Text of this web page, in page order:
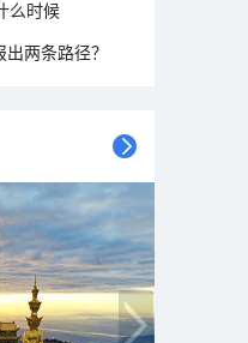
么时候
两条路径？